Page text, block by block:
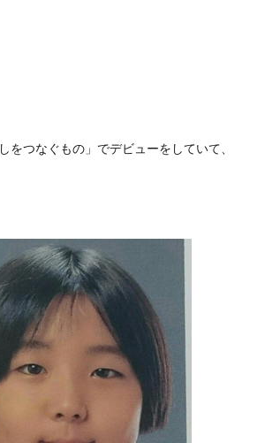
をつなぐもの」でデビューをしていて、